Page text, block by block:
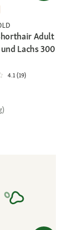
Adult
Lachs 300
4.1 (19)